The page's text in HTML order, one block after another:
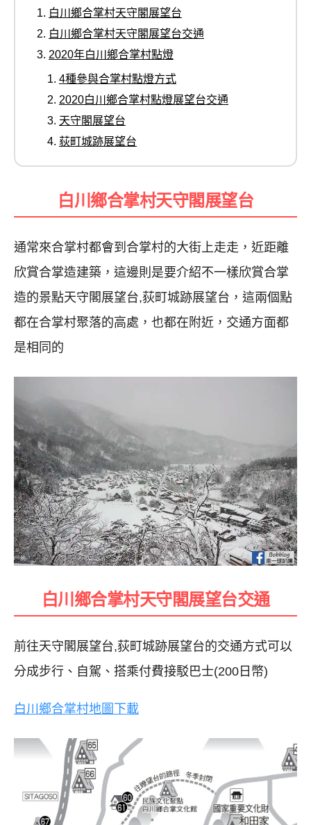
白川鄉合掌村天守閣展望台
白川鄉合掌村天守閣展望台交通
2020年白川鄉合掌村點燈
4種參與合掌村點燈方式
2020白川鄉合掌村點燈展望台交通
天守閣展望台
荻町城跡展望台
白川鄉合掌村天守閣展望台
通常來合掌村都會到合掌村的大街上走走，近距離
欣賞合掌造建築，這邊則是要介紹不一樣欣賞合掌
造的景點天守閣展望台,荻町城跡展望台，這兩個點
都在合掌村聚落的高處，也都在附近，交通方面都
是相同的
白川鄉合掌村天守閣展望台交通
前往天守閣展望台,荻町城跡展望台的交通方式可以
分成步行、自駕、搭乘付費接駁巴士(200日幣)
白川鄉合掌村地圖下載